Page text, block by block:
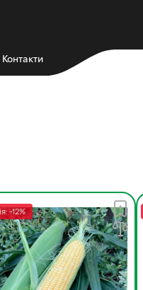
Контакти
-12%